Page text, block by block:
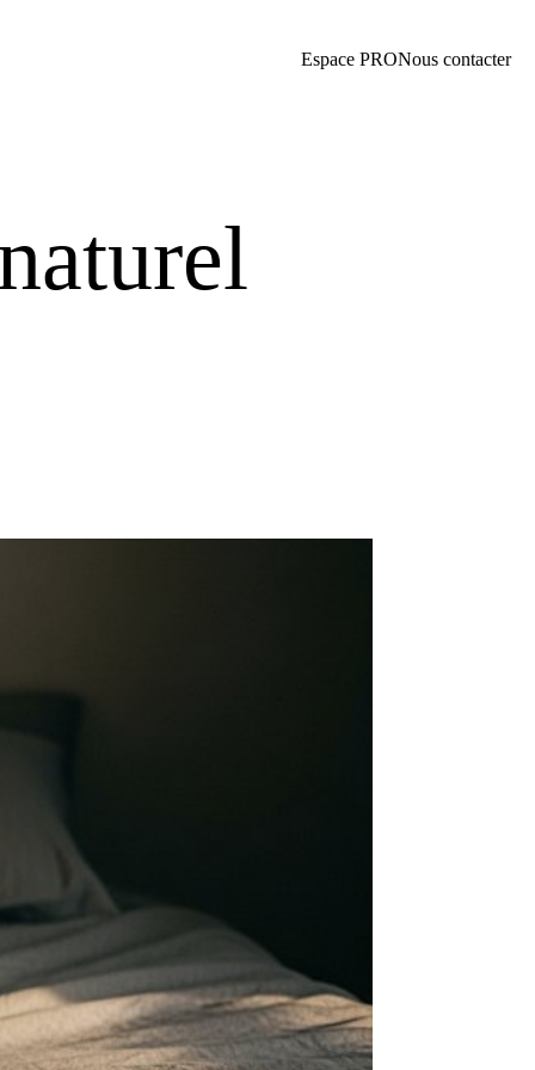
Espace PRONous contacter